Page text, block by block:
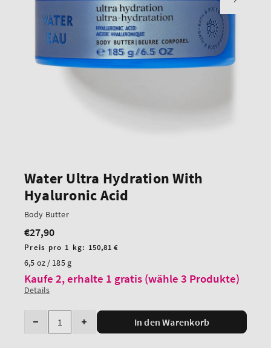
Water Ultra Hydration With
Hyaluronic Acid
Body Butter
Regulärer
Preis
€27,90
Stückpreis
Preis pro 1 kg: 150,81 €
6,5 oz / 185 g
Kaufe 2, erhalte 1 gratis (wähle 3 Produkte)
Details
Menge
Menge
In den Warenkorb